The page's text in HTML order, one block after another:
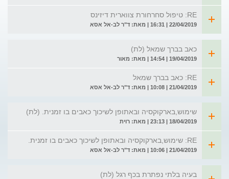
RE: טיפול סחרחורת צווארית דיזינס
22/04/2019 | 16:31 | מאת: ד"ר לב-אל אסא
כאב בברך שמאל (לת)
19/04/2019 | 14:54 | מאת: מאור
RE: כאב בברך שמאל
21/04/2019 | 10:08 | מאת: ד"ר לב-אל אסא
שימוש,בארקוקסיה ובאתופן לשיכוך כאבים בו זמנית. (לת)
18/04/2019 | 23:13 | מאת: רוית
RE: שימוש,בארקוקסיה ובאתופן לשיכוך כאבים בו זמנית.
21/04/2019 | 10:06 | מאת: ד"ר לב-אל אסא
בעיה בלתי נפתרת בכף רגל (לת)